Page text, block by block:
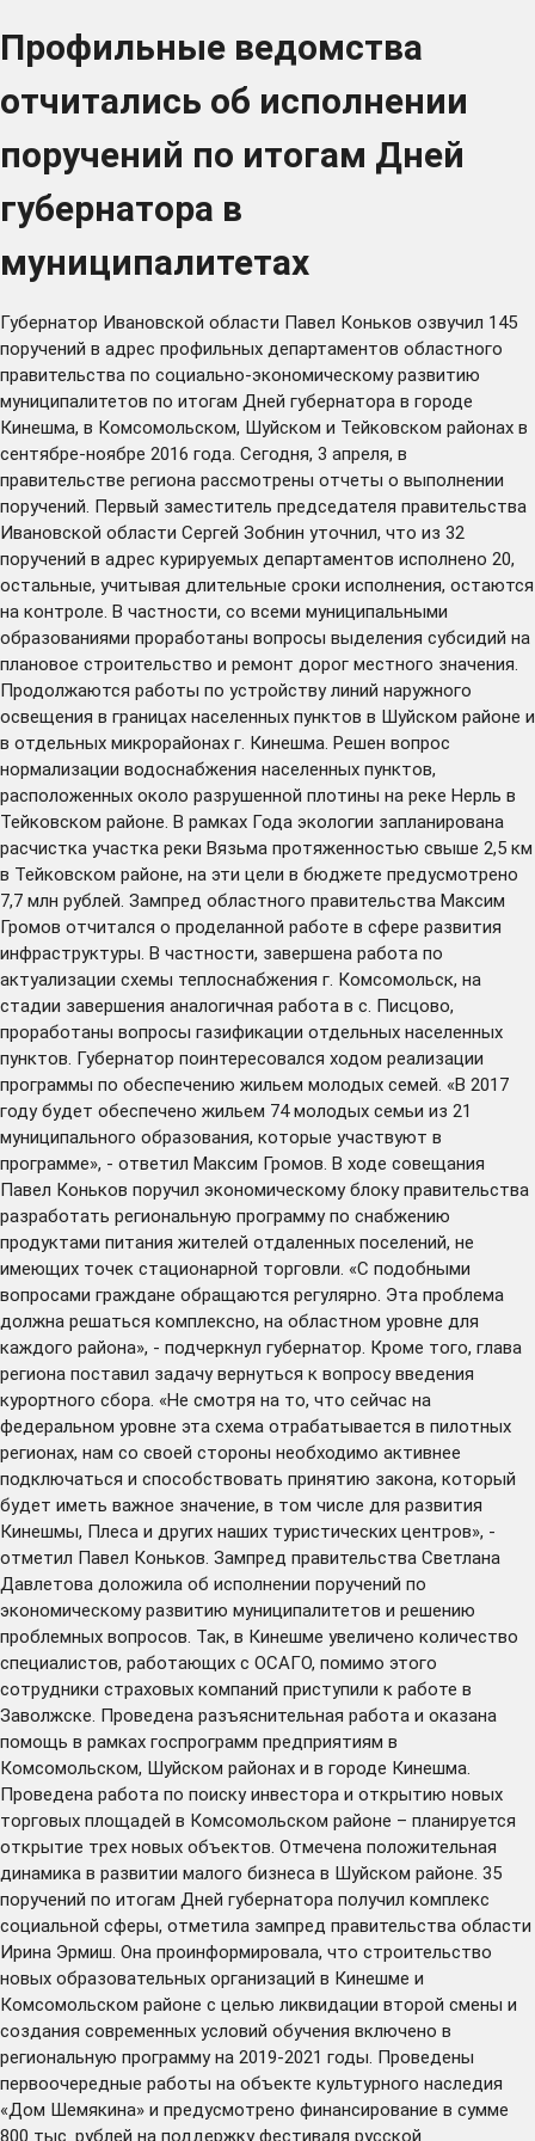
Профильные ведомства
отчитались об исполнении
поручений по итогам Дней
губернатора в
муниципалитетах
Губернатор Ивановской области Павел Коньков озвучил 145
поручений в адрес профильных департаментов областного
правительства по социально-экономическому развитию
муниципалитетов по итогам Дней губернатора в городе
Кинешма, в Комсомольском, Шуйском и Тейковском районах в
сентябре-ноябре 2016 года. Сегодня, 3 апреля, в
правительстве региона рассмотрены отчеты о выполнении
поручений. Первый заместитель председателя правительства
Ивановской области Сергей Зобнин уточнил, что из 32
поручений в адрес курируемых департаментов исполнено 20,
остальные, учитывая длительные сроки исполнения, остаются
на контроле. В частности, со всеми муниципальными
образованиями проработаны вопросы выделения субсидий на
плановое строительство и ремонт дорог местного значения.
Продолжаются работы по устройству линий наружного
освещения в границах населенных пунктов в Шуйском районе и
в отдельных микрорайонах г. Кинешма. Решен вопрос
нормализации водоснабжения населенных пунктов,
расположенных около разрушенной плотины на реке Нерль в
Тейковском районе. В рамках Года экологии запланирована
расчистка участка реки Вязьма протяженностью свыше 2,5 км
в Тейковском районе, на эти цели в бюджете предусмотрено
7,7 млн рублей. Зампред областного правительства Максим
Громов отчитался о проделанной работе в сфере развития
инфраструктуры. В частности, завершена работа по
актуализации схемы теплоснабжения г. Комсомольск, на
стадии завершения аналогичная работа в с. Писцово,
проработаны вопросы газификации отдельных населенных
пунктов. Губернатор поинтересовался ходом реализации
программы по обеспечению жильем молодых семей. «В 2017
году будет обеспечено жильем 74 молодых семьи из 21
муниципального образования, которые участвуют в
программе», - ответил Максим Громов. В ходе совещания
Павел Коньков поручил экономическому блоку правительства
разработать региональную программу по снабжению
продуктами питания жителей отдаленных поселений, не
имеющих точек стационарной торговли. «С подобными
вопросами граждане обращаются регулярно. Эта проблема
должна решаться комплексно, на областном уровне для
каждого района», - подчеркнул губернатор. Кроме того, глава
региона поставил задачу вернуться к вопросу введения
курортного сбора. «Не смотря на то, что сейчас на
федеральном уровне эта схема отрабатывается в пилотных
регионах, нам со своей стороны необходимо активнее
подключаться и способствовать принятию закона, который
будет иметь важное значение, в том числе для развития
Кинешмы, Плеса и других наших туристических центров», -
отметил Павел Коньков. Зампред правительства Светлана
Давлетова доложила об исполнении поручений по
экономическому развитию муниципалитетов и решению
проблемных вопросов. Так, в Кинешме увеличено количество
специалистов, работающих с ОСАГО, помимо этого
сотрудники страховых компаний приступили к работе в
Заволжске. Проведена разъяснительная работа и оказана
помощь в рамках госпрограмм предприятиям в
Комсомольском, Шуйском районах и в городе Кинешма.
Проведена работа по поиску инвестора и открытию новых
торговых площадей в Комсомольском районе – планируется
открытие трех новых объектов. Отмечена положительная
динамика в развитии малого бизнеса в Шуйском районе. 35
поручений по итогам Дней губернатора получил комплекс
социальной сферы, отметила зампред правительства области
Ирина Эрмиш. Она проинформировала, что строительство
новых образовательных организаций в Кинешме и
Комсомольском районе с целью ликвидации второй смены и
создания современных условий обучения включено в
региональную программу на 2019-2021 годы. Проведены
первоочередные работы на объекте культурного наследия
«Дом Шемякина» и предусмотрено финансирование в сумме
800 тыс. рублей на поддержку фестиваля русской